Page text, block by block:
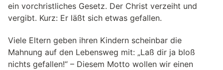
ein vorchristliches Gesetz. Der Christ verzeiht und
vergibt. Kurz: Er läßt sich etwas gefallen.
Viele Eltern geben ihren Kindern scheinbar die
Mahnung auf den Lebensweg mit: „Laß dir ja bloß
nichts gefallen!“ – Diesem Motto wollen wir einen